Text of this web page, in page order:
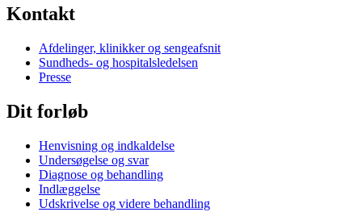
Kontakt
Afdelinger, klinikker og sengeafsnit
Sundheds- og hospitalsledelsen
Presse
Dit forløb
Henvisning og indkaldelse
Undersøgelse og svar
Diagnose og behandling
Indlæggelse
Udskrivelse og videre behandling